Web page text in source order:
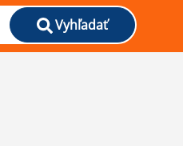
Vyhľadať